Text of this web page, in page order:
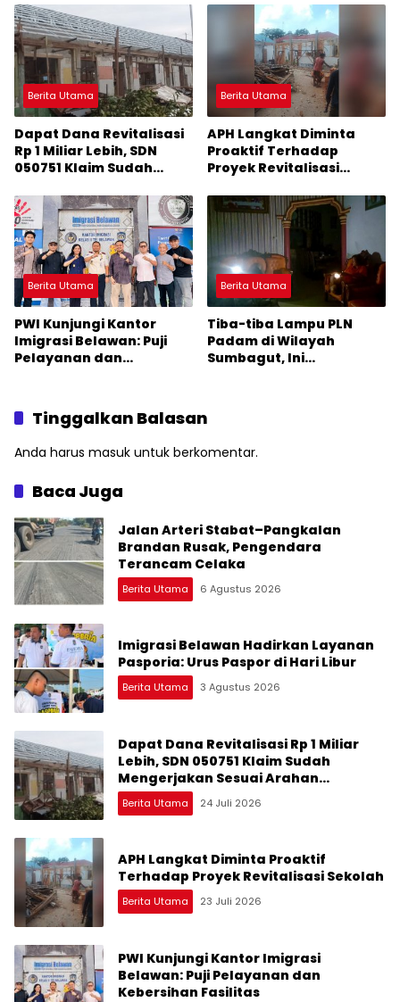
Berita Utama
Dapat Dana Revitalisasi
Rp 1 Miliar Lebih, SDN
050751 Klaim Sudah
Arahan Perencana
Berita Utama
APH Langkat Diminta
Proaktif Terhadap
Proyek Revitalisasi
Berita Utama
PWI Kunjungi Kantor
Imigrasi Belawan: Puji
Pelayanan dan
Berita Utama
Tiba-tiba Lampu PLN
Padam di Wilayah
Sumbagut, Ini
Tinggalkan Balasan
Anda harus masuk untuk berkomentar.
Baca Juga
Jalan Arteri Stabat–Pangkalan
Brandan Rusak, Pengendara
Terancam Celaka
Berita Utama 6 Agustus 2026
Imigrasi Belawan Hadirkan Layanan
Pasporia: Urus Paspor di Hari Libur
Berita Utama 3 Agustus 2026
Dapat Dana Revitalisasi Rp 1 Miliar
Lebih, SDN 050751 Klaim Sudah
Mengerjakan Sesuai Arahan
Perencana
Berita Utama 24 Juli 2026
APH Langkat Diminta Proaktif
Terhadap Proyek Revitalisasi Sekolah
Berita Utama 23 Juli 2026
PWI Kunjungi Kantor Imigrasi
Belawan: Puji Pelayanan dan
Kebersihan Fasilitas